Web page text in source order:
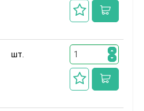
шт.